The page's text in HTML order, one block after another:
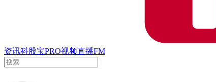
资讯科股宝PRO视频直播FM